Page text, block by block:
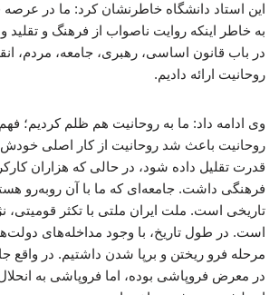
این استاد دانشگاه خاطرنشان کرد: ما در
به خاطر اینکه روایت ناصواب از فرهنگ و تقلید
در باب قانون اساسی، رهبری، جامعه، مردم،
روحانیت ارائه دادیم.
وی ادامه داد: ما به روحانیت هم ظلم کردیم؛ فهم
روحانیت باعث شد روحانیت از کار اصلی خودش
قدرت تقلیل داده شود، در حالی که هزاران
فرهنگی داشت. جامعه‌ای که ما با آن روبه‌رو
تاریخی است. ملت ایران ملتی با تکثر قومیتی،
است. در طول تاریخ، با وجود مداخله‌های
مرحله فرو ریختن و برپا شدن داشتیم. در واقع
در معرض فروپاشی بوده، اما فروپاشی به